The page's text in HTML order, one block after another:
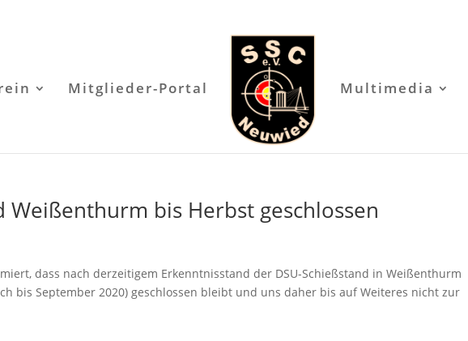
Mitglieder-Portal Multimedia
Weißenthurm bis Herbst geschlossen
dass nach derzeitigem Erkenntnisstand der DSU-Schießstand in Weißenthurm
bis September 2020) geschlossen bleibt und uns daher bis auf Weiteres nicht zur